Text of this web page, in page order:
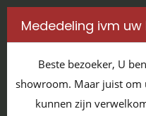
Mededeling ivm uw
Beste bezoeker, U
showroom. Maar juist om
kunnen zijn